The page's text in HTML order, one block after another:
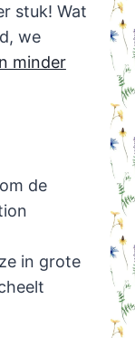
stuk! Wat
we
minder
de
in grote